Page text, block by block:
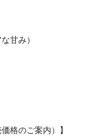
甘み）
格のご案内）】